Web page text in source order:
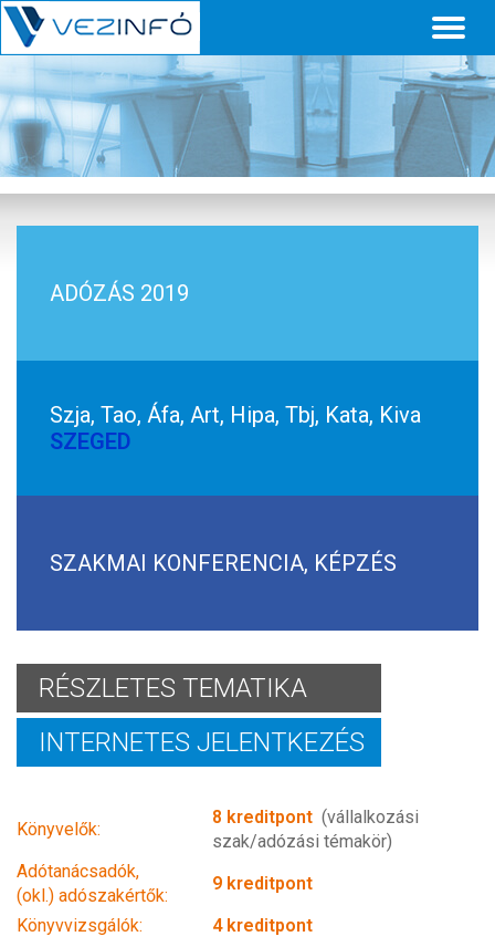
ADÓZÁS 2019
Szja, Tao, Áfa, Art, Hipa, Tbj, Kata, Kiva
SZEGED
SZAKMAI KONFERENCIA, KÉPZÉS
RÉSZLETES TEMATIKA
INTERNETES JELENTKEZÉS
Könyvelők:
8 kreditpont (vállalkozási
szak/adózási témakör)
Adótanácsadók,
(okl.) adószakértők:
9 kreditpont
Könyvvizsgálók:
4 kreditpont